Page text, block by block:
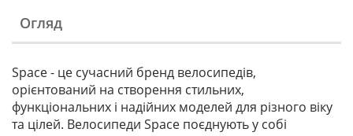
Огляд
Space - це сучасний бренд велосипедів,
орієнтований на створення стильних,
функціональних і надійних моделей для різного віку
та цілей. Велосипеди Space поєднують у собі